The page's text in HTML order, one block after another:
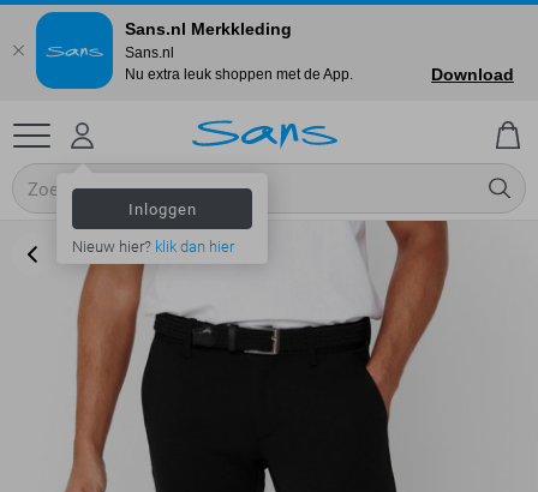
Inloggen
Nieuw hier? klik dan hier
Sans.nl Merkkleding
Sans.nl
Nu extra leuk shoppen met de App.
Download